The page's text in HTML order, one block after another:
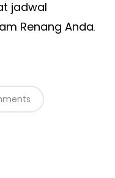
jadwal
Renang Anda.